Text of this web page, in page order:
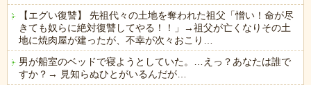
【エグい復讐】 先祖代々の土地を奪われた祖父「憎い！命が尽
きても奴らに絶対復讐してやる！！」→祖父が亡くなりその土
地に焼肉屋が建ったが、不幸が次々おこり…
男が船室のベッドで寝ようとしていた。…えっ？あなたは誰で
すか？→ 見知らぬひとがいるんだが…